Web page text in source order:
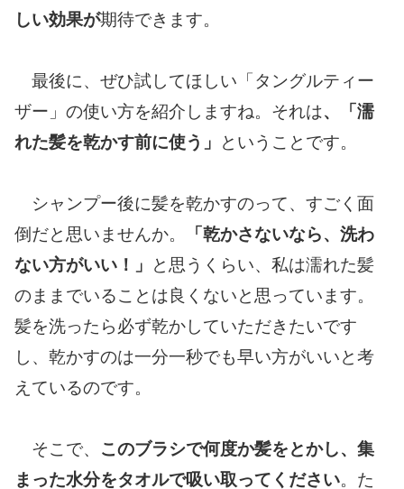
しい効果が期待できます。
最後に、ぜひ試してほしい「タングルティー
ザー」の使い方を紹介しますね。それは、「濡
れた髪を乾かす前に使う」
ということです。
シャンプー後に髪を乾かすのって、すごく面
倒だと思いませんか。
「乾かさないなら、洗わ
ない方がいい！」
と思うくらい、私は濡れた髪
のままでいることは良くないと思っています。
髪を洗ったら必ず乾かしていただきたいです
し、乾かすのは一分一秒でも早い方がいいと考
えているのです。
そこで、 このブラシで何度か髪をとかし、集
まった水分をタオルで吸い取ってください。た